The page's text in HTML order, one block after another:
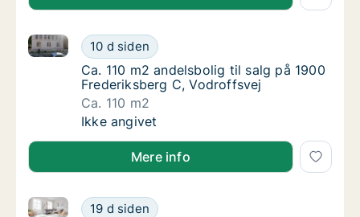
Ca. 110 m2 andelsbolig til salg på 1900
10 d siden
Ca. 110 m2 andelsbolig til salg på 1900
Ca. 110 m2 andelsbolig til salg på 1900
Ca. 110 m2 andelsbolig til salg på 1900
Frederiksberg C, Vodroffsvej
Ca. 110 m2
Ca. 110 m2 andelsbolig til salg på 1900
Ikke angivet
Mere info
Andelsbolig til salg i 1256 København K,
19 d siden
Andelsbolig til salg i 1256 København K, Amaliegade